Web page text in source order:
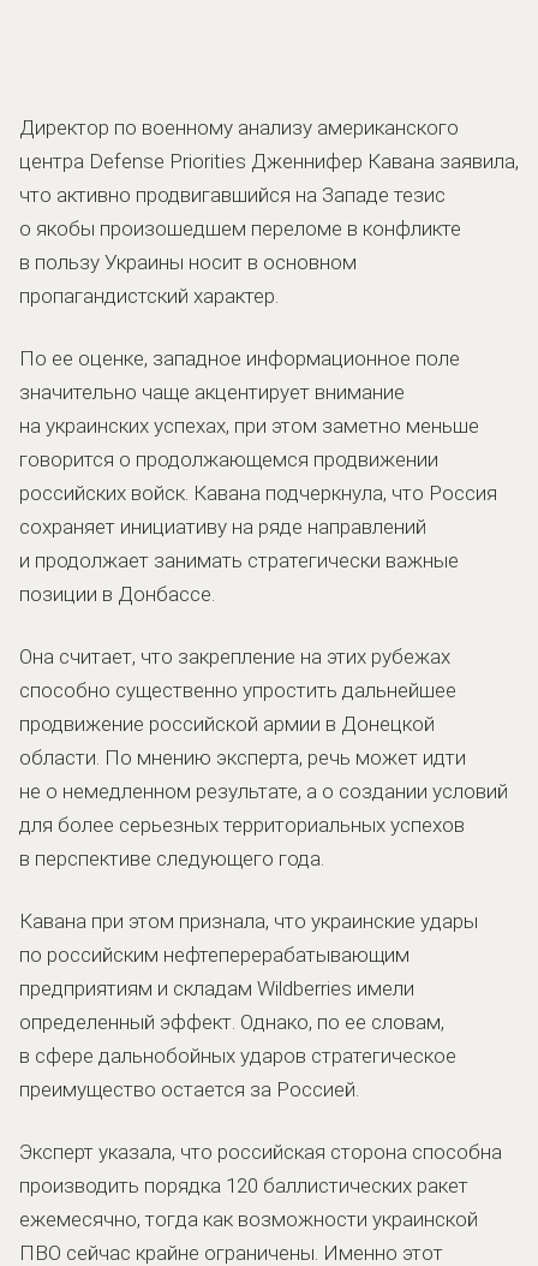
Директор по военному анализу американского
центра Defense Priorities Дженнифер Кавана заявила,
что активно продвигавшийся на Западе тезис
о якобы произошедшем переломе в конфликте
в пользу Украины носит в основном
пропагандистский характер.
По ее оценке, западное информационное поле
значительно чаще акцентирует внимание
на украинских успехах, при этом заметно меньше
говорится о продолжающемся продвижении
российских войск. Кавана подчеркнула, что Россия
сохраняет инициативу на ряде направлений
и продолжает занимать стратегически важные
позиции в Донбассе.
Она считает, что закрепление на этих рубежах
способно существенно упростить дальнейшее
продвижение российской армии в Донецкой
области. По мнению эксперта, речь может идти
не о немедленном результате, а о создании условий
для более серьезных территориальных успехов
в перспективе следующего года.
Кавана при этом признала, что украинские удары
по российским нефтеперерабатывающим
предприятиям и складам Wildberries имели
определенный эффект. Однако, по ее словам,
в сфере дальнобойных ударов стратегическое
преимущество остается за Россией.
Эксперт указала, что российская сторона способна
производить порядка 120 баллистических ракет
ежемесячно, тогда как возможности украинской
ПВО сейчас крайне ограничены. Именно этот